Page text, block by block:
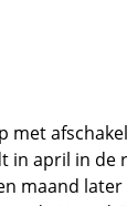
met
in april in de
maand